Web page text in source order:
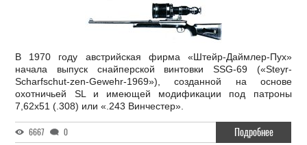
В 1970 году австрийская фирма «Штейр-Даймлер-Пух»
начала выпуск снайперской винтовки SSG-69 («Steyr-
Scharfschut-zen-Gewehr-1969»), созданной на основе
охотничьей SL и имеющей модификации под патроны
7,62х51 (.308) или «.243 Винчестер».
6667 0 Подробнее